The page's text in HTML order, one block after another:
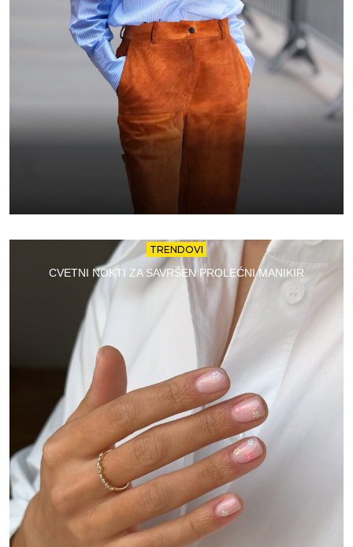
TRENDOVI
CVETNI NOKTI ZA SAVRŠEN PROLEĆNI MANIKIR